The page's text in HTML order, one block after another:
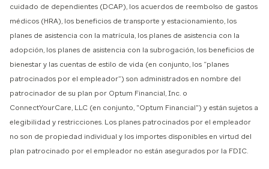
cuidado de dependientes (DCAP), los acuerdos de reembolso de gastos
médicos (HRA), los beneficios de transporte y estacionamiento, los
planes de asistencia con la matrícula, los planes de asistencia con la
adopción, los planes de asistencia con la subrogación, los beneficios de
bienestar y las cuentas de estilo de vida (en conjunto, los “planes
patrocinados por el empleador”) son administrados en nombre del
patrocinador de su plan por Optum Financial, Inc. o
ConnectYourCare, LLC (en conjunto, "Optum Financial") y están sujetos a
elegibilidad y restricciones. Los planes patrocinados por el empleador
no son de propiedad individual y los importes disponibles en virtud del
plan patrocinado por el empleador no están asegurados por la FDIC.